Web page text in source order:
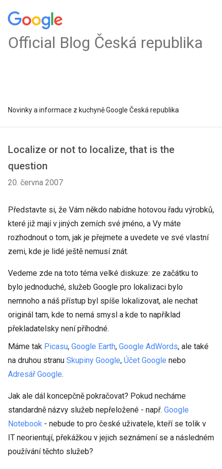
Official Blog Česká republika
Novinky a informace z kuchyně Google Česká republika
Localize or not to localize, that is the
question
20. června 2007
Představte si, že Vám někdo nabídne hotovou řadu výrobků,
které již mají v jiných zemích své jméno, a Vy máte
rozhodnout o tom, jak je přejmete a uvedete ve své vlastní
zemi, kde je lidé ještě nemusí znát.
Vedeme zde na toto téma velké diskuze: ze začátku to
bylo jednoduché, služeb Google pro lokalizaci bylo
nemnoho a náš přístup byl spíše lokalizovat, ale nechat
originál tam, kde to nemá smysl a kde to například
překladatelsky není příhodné.
Máme tak Picasu, Google Earth, Google AdWords, ale také
na druhou stranu Skupiny Google, Účet Google nebo
Adresář Google.
Jak ale dál koncepčně pokračovat? Pokud necháme
standardně názvy služeb nepřeložené - např. Google
Notebook - nebude to pro české uživatele, kteří se tolik v
IT neorientují, překážkou v jejich seznámení se a následném
používání těchto služeb?